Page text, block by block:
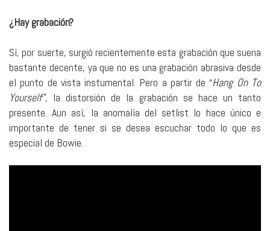
¿Hay grabación?
Sí, por suerte, surgió recientemente esta grabación que suena
bastante decente, ya que no es una grabación abrasiva desde
el punto de vista instumental. Pero a partir de “Hang On To
Yourself”, la distorsión de la grabación se hace un tanto
presente. Aun así, la anomalía del setlist lo hace único e
importante de tener si se desea escuchar todo lo que es
especial de Bowie.